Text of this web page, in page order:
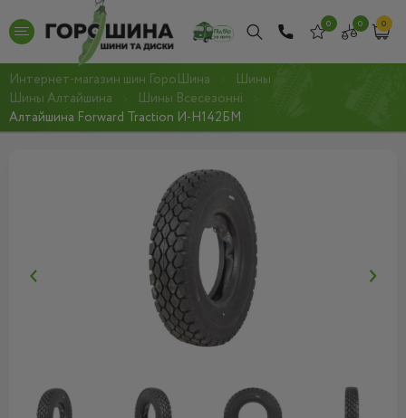
0 0 0
Интернет-магазин шин ГороШина
Шины
Шины Алтайшина
Шины Всесезонні
Алтайшина Forward Traction И-Н142БМ